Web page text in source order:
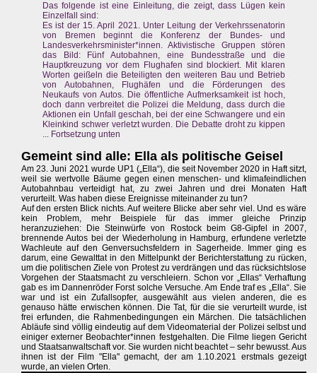
Das folgende ist eine Einleitung, die zeigt, dass Lügen kein
Einzelfall sind:
Es ist der 15. April 2021. Unter Leitung der Verkehrssenatorin
von Bremen beginnt die Konferenz der Bundes- und
Landesverkehrsminister*innen. Aktivistische Gruppen stören
das Bild: Fünf Autobahnen, eine Bundesstraße und die
Hauptkreuzung vor dem Flughafen sind blockiert. Mit klaren
Worten geißeln die Beteiligten den weiteren Bau und Betrieb
von Autobahnen, Flughäfen und die Förderungen des
Neukaufs von Autos. Die öffentliche Aufmerksamkeit ist hoch,
doch dann verbreitet die Polizei die Meldung, dass durch die
Aktionen ein Unfall geschah, bei der eine Schwangere und ein
Kleinkind schwer verletzt wurden. Die Debatte droht zu kippen
... Fortsetzung unten
Gemeint sind alle: Ella als politische Geisel
Am 23. Juni 2021 wurde UP1 („Ella“), die seit November 2020 in Haft sitzt,
weil sie wertvolle Bäume gegen einen menschen- und klimafeindlichen
Autobahnbau verteidigt hat, zu zwei Jahren und drei Monaten Haft
verurteilt. Was haben diese Ereignisse miteinander zu tun?
Auf den ersten Blick nichts. Auf weitere Blicke aber sehr viel. Und es wäre
kein Problem, mehr Beispiele für das immer gleiche Prinzip
heranzuziehen: Die Steinwürfe von Rostock beim G8-Gipfel in 2007,
brennende Autos bei der Wiederholung in Hamburg, erfundene verletzte
Wachleute auf den Genversuchsfeldern in Sagerheide. Immer ging es
darum, eine Gewalttat in den Mittelpunkt der Berichterstattung zu rücken,
um die politischen Ziele von Protest zu verdrängen und das rücksichtslose
Vorgehen der Staatsmacht zu verschleiern. Schon vor „Ellas“ Verhaftung
gab es im Dannenröder Forst solche Versuche. Am Ende traf es „Ella“. Sie
war und ist ein Zufallsopfer, ausgewählt aus vielen anderen, die es
genauso hätte erwischen können. Die Tat, für die sie verurteilt wurde, ist
frei erfunden, die Rahmenbedingungen ein Märchen. Die tatsächlichen
Abläufe sind völlig eindeutig auf dem Videomaterial der Polizei selbst und
einiger externer Beobachter*innen festgehalten. Die Filme liegen Gericht
und Staatsanwaltschaft vor. Sie wurden nicht beachtet – sehr bewusst. Aus
ihnen ist der Film "Ella" gemacht, der am 1.10.2021 erstmals gezeigt
wurde, an vielen Orten.